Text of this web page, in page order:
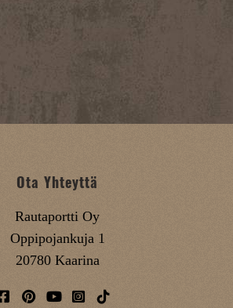
Ota Yhteyttä
Rautaportti Oy
Oppipojankuja 1
20780 Kaarina